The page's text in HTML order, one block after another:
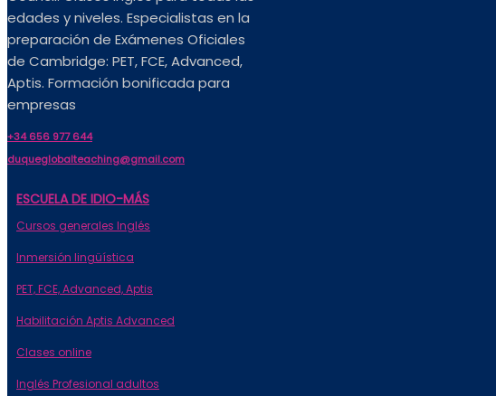
edades y niveles. Especialistas en la
preparación de Exámenes Oficiales
de Cambridge: PET, FCE, Advanced,
Aptis. Formación bonificada para
empresas
+34 656 977 644
duqueglobalteaching@gmail.com
ESCUELA DE IDIO-MÁS
Cursos generales Inglés
Inmersión lingüística
PET, FCE, Advanced, Aptis
Habilitación Aptis Advanced
Clases online
Inglés Profesional adultos